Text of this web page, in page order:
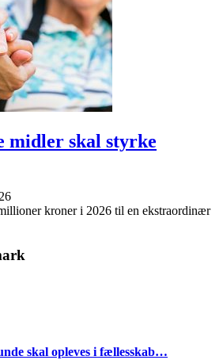
skal styrke
kroner i 2026 til en ekstraordinær
skal opleves i fællesskab…